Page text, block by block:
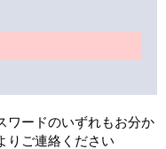
ワードのいずれもお分か
りご連絡ください